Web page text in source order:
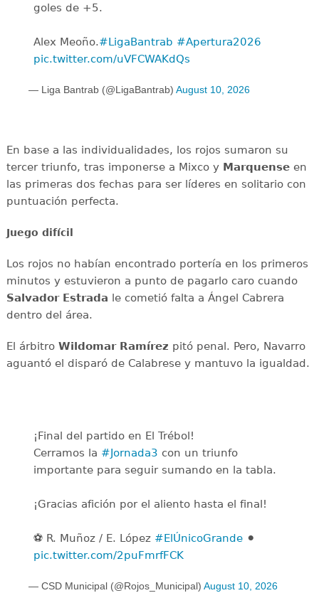
goles de +5.
Alex Meoño.#LigaBantrab #Apertura2026
pic.twitter.com/uVFCWAKdQs
— Liga Bantrab (@LigaBantrab) August 10, 2026
En base a las individualidades, los rojos sumaron su
tercer triunfo, tras imponerse a Mixco y Marquenseen
las primeras dos fechas para ser líderes en solitario con
puntuación perfecta.
Juego difícil
Los rojos no habían encontrado portería en los primeros
minutos y estuvieron a punto de pagarlo caro cuando
Salvador Estrada le cometió falta a Ángel Cabrera
dentro del área.
El árbitro Wildomar Ramírez pitó penal. Pero, Navarro
aguantó el disparó de Calabrese y mantuvo la igualdad.
¡Final del partido en El Trébol!
Cerramos la #Jornada3 con un triunfo
importante para seguir sumando en la tabla.
¡Gracias afición por el aliento hasta el final!
⚽️ R. Muñoz / E. López #ElÚnicoGrande ⚫️
pic.twitter.com/2puFmrfFCK
— CSD Municipal (@Rojos_Municipal) August 10, 2026